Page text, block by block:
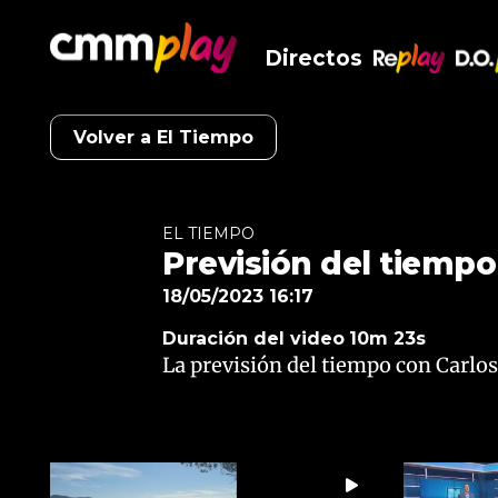
Directos
Volver a El Tiempo
EL TIEMPO
Previsión del tiempo
18/05/2023 16:17
Duración del video 10m 23s
La previsión del tiempo con